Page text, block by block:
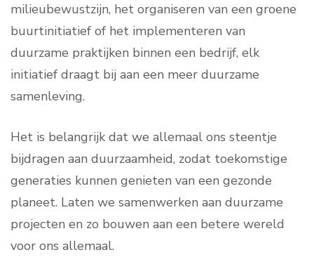
milieubewustzijn, het organiseren van een groene
buurtinitiatief of het implementeren van
duurzame praktijken binnen een bedrijf, elk
initiatief draagt bij aan een meer duurzame
samenleving.
Het is belangrijk dat we allemaal ons steentje
bijdragen aan duurzaamheid, zodat toekomstige
generaties kunnen genieten van een gezonde
planeet. Laten we samenwerken aan duurzame
projecten en zo bouwen aan een betere wereld
voor ons allemaal.